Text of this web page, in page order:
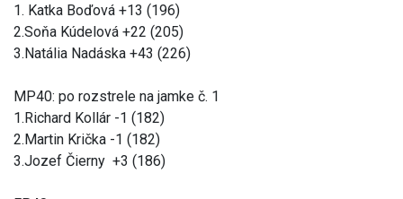
1. Katka Boďová +13 (196)
2.Soňa Kúdelová +22 (205)
3.Natália Nadáska +43 (226)
MP40: po rozstrele na jamke č. 1
1.Richard Kollár -1 (182)
2.Martin Krička -1 (182)
3.Jozef Čierny +3 (186)